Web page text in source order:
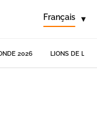
Français ▾
2026 LIONS DE